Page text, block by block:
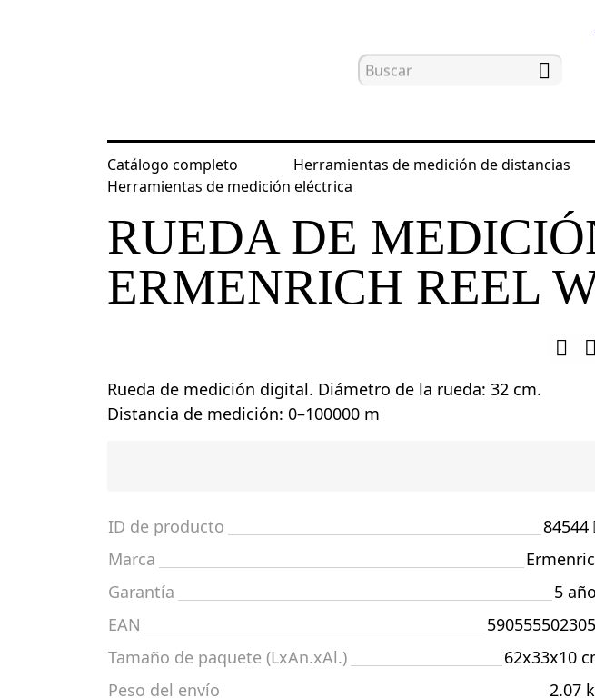
Catálogo completo Herramientas de medición de distancias
Herramientas de medición eléctrica
Inicio Catálogo Herramientas de medición de distancias
RUEDA DE
ERMENRICH REEL
Rueda de medición digital. Diámetro de la rueda: 32 cm.
Distancia de medición: 0–100000 m
ID de producto
84544
Marca
Garantía
5
EAN
Tamaño de paquete (LxAn.xAl.)
62x33x10
Peso del envío
2.07